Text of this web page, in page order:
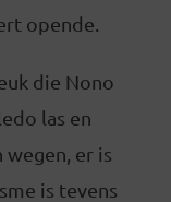
opende.
die Nono
las en
wegen, er is
is tevens